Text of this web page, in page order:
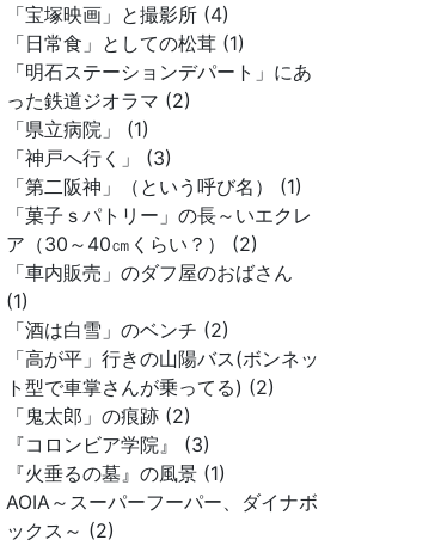
「宝塚映画」と撮影所 (4)
「日常食」としての松茸 (1)
「明石ステーションデパート」にあ
った鉄道ジオラマ (2)
「県立病院」 (1)
「神戸へ行く」 (3)
「第二阪神」（という呼び名） (1)
「菓子ｓパトリー」の長～いエクレ
ア（30～40㎝くらい？） (2)
「車内販売」のダフ屋のおばさん
(1)
「酒は白雪」のベンチ (2)
「高が平」行きの山陽バス(ボンネッ
ト型で車掌さんが乗ってる) (2)
「鬼太郎」の痕跡 (2)
『コロンビア学院』 (3)
『火垂るの墓』の風景 (1)
AOIA～スーパーフーパー、ダイナボ
ックス～ (2)